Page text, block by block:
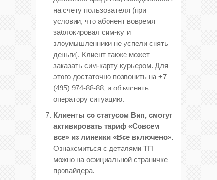
на счету пользователя (при
условии, что абонент вовремя
заблокировал сим-ку, и
злоумышленники не успели снять
деньги). Клиент также может
заказать сим-карту курьером. Для
этого достаточно позвонить на +7
(495) 974-88-88, и объяснить
оператору ситуацию.
Клиенты со статусом Вип, смогут
активировать тариф «Совсем
всё» из линейки «Все включено».
Ознакомиться с деталями ТП
можно на официальной страничке
провайдера.